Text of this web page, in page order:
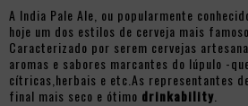
A India Pale Ale, ou popularmente
hoje um dos estilos de cerveja mais
Caracterizado por serem cervejas
aromas e sabores marcantes do lúpulo -
cítricas,herbais e etc.As representantes
final mais seco e ótimo drinkability